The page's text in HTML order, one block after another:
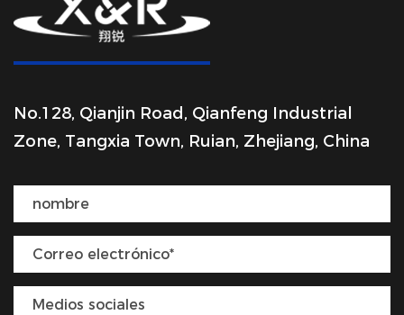
No.128, Qianjin Road, Qianfeng Industrial
Zone, Tangxia Town, Ruian, Zhejiang, China